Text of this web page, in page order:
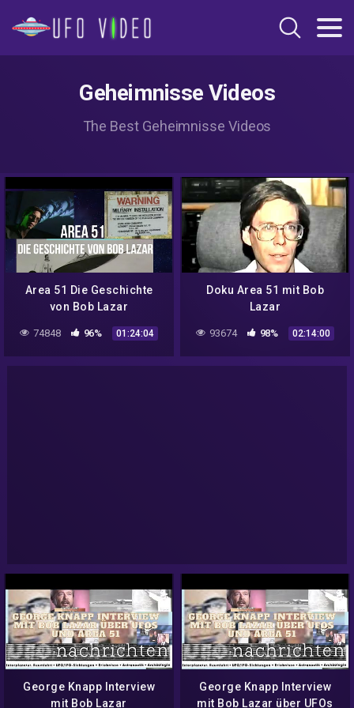
Geheimnisse Videos
The Best Geheimnisse Videos
Area 51 Die Geschichte
von Bob Lazar
74848 96% 01:24:04
Doku Area 51 mit Bob
Lazar
93674 98% 02:14:00
George Knapp Interview
mit Bob Lazar
George Knapp Interview
mit Bob Lazar über UFOs